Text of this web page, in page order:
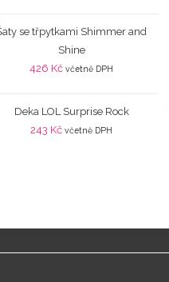
se třpytkami Shimmer and
Shine
426 Kč včetně DPH
Deka LOL Surprise Rock
243 Kč včetně DPH